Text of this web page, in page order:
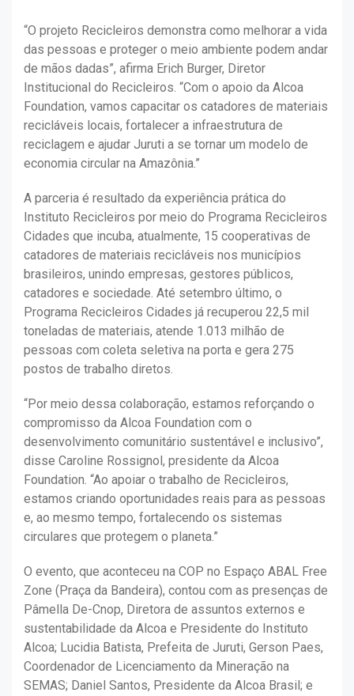
“O projeto Recicleiros demonstra como melhorar a vida
das pessoas e proteger o meio ambiente podem andar
de mãos dadas”, afirma Erich Burger, Diretor
Institucional do Recicleiros. “Com o apoio da Alcoa
Foundation, vamos capacitar os catadores de materiais
recicláveis locais, fortalecer a infraestrutura de
reciclagem e ajudar Juruti a se tornar um modelo de
economia circular na Amazônia.”
A parceria é resultado da experiência prática do
Instituto Recicleiros por meio do Programa Recicleiros
Cidades que incuba, atualmente, 15 cooperativas de
catadores de materiais recicláveis nos municípios
brasileiros, unindo empresas, gestores públicos,
catadores e sociedade. Até setembro último, o
Programa Recicleiros Cidades já recuperou 22,5 mil
toneladas de materiais, atende 1.013 milhão de
pessoas com coleta seletiva na porta e gera 275
postos de trabalho diretos.
“Por meio dessa colaboração, estamos reforçando o
compromisso da Alcoa Foundation com o
desenvolvimento comunitário sustentável e inclusivo”,
disse Caroline Rossignol, presidente da Alcoa
Foundation. “Ao apoiar o trabalho de Recicleiros,
estamos criando oportunidades reais para as pessoas
e, ao mesmo tempo, fortalecendo os sistemas
circulares que protegem o planeta.”
O evento, que aconteceu na COP no Espaço ABAL Free
Zone (Praça da Bandeira), contou com as presenças de
Pâmella De-Cnop, Diretora de assuntos externos e
sustentabilidade da Alcoa e Presidente do Instituto
Alcoa; Lucidia Batista, Prefeita de Juruti, Gerson Paes,
Coordenador de Licenciamento da Mineração na
SEMAS; Daniel Santos, Presidente da Alcoa Brasil; e